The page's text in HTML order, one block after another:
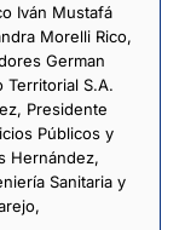
Iván Mustafá
Morelli Rico,
German
Territorial S.A.
Presidente
Públicos y
Hernández,
Sanitaria y